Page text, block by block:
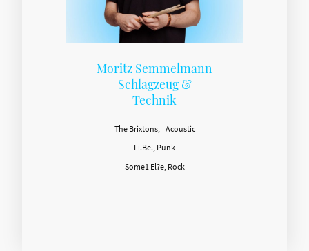
Moritz Semmelmann
Schlagzeug &
Technik
The Brixtons, Acoustic
Li.Be., Punk
Some1 El?e, Rock